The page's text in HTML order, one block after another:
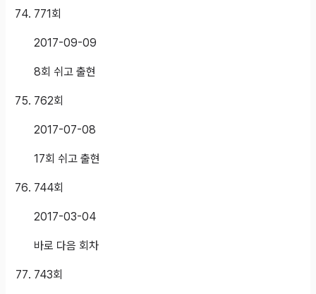
771회
2017-09-09
8회 쉬고 출현
762회
2017-07-08
17회 쉬고 출현
744회
2017-03-04
바로 다음 회차
743회